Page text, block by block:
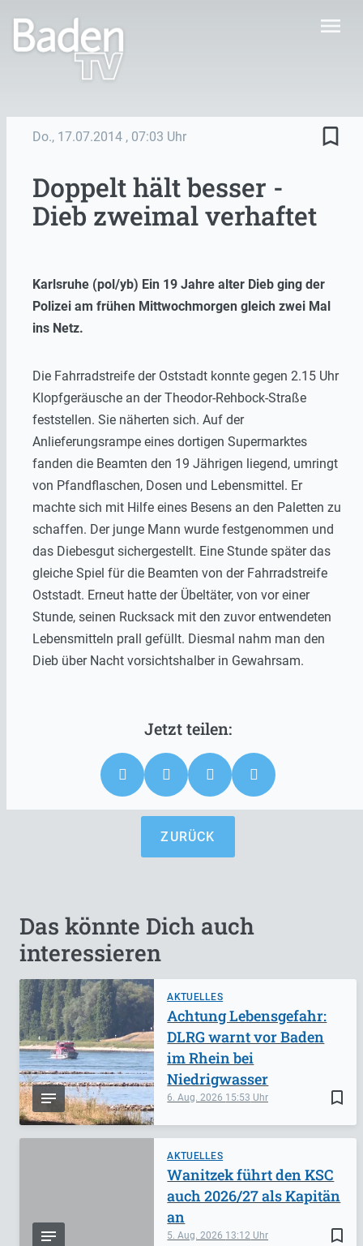
menu
Do., 17.07.2014 , 07:03 Uhr bookmark_border
Doppelt hält besser -
Dieb zweimal verhaftet
Karlsruhe (pol/yb) Ein 19 Jahre alter Dieb ging der
Polizei am frühen Mittwochmorgen gleich zwei Mal
ins Netz.
Die Fahrradstreife der Oststadt konnte gegen 2.15 Uhr
Klopfgeräusche an der Theodor-Rehbock-Straße
feststellen. Sie näherten sich. Auf der
Anlieferungsrampe eines dortigen Supermarktes
fanden die Beamten den 19 Jährigen liegend, umringt
von Pfandflaschen, Dosen und Lebensmittel. Er
machte sich mit Hilfe eines Besens an den Paletten zu
schaffen. Der junge Mann wurde festgenommen und
das Diebesgut sichergestellt. Eine Stunde später das
gleiche Spiel für die Beamten von der Fahrradstreife
Oststadt. Erneut hatte der Übeltäter, von vor einer
Stunde, seinen Rucksack mit den zuvor entwendeten
Lebensmitteln prall gefüllt. Diesmal nahm man den
Dieb über Nacht vorsichtshalber in Gewahrsam.
ZURÜCK
Das könnte Dich auch
interessieren
AKTUELLES
bookmark_border
6. Aug. 2026 15:53
Achtung Lebensgefahr:
DLRG warnt vor Baden
im Rhein bei
Niedrigwasser
AKTUELLES
bookmark_border
5. Aug. 2026 13:12
Wanitzek führt den KSC
auch 2026/27 als Kapitän
an